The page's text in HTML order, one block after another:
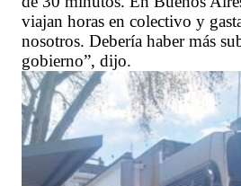
viajan horas en colectivo y
nosotros. Debería haber más
gobierno”, dijo.